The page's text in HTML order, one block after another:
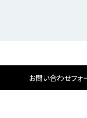
お問い合わせフォ